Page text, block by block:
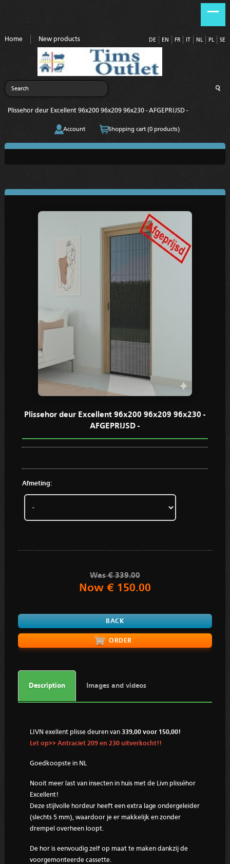
Home New products DE EN FR NL PL SE
Plissehor deur Excellent 96x200 96x209 96x230 - AFGEPRIJSD -
Account Shopping cart (0 products)
Plissehor deur Excellent 96x200 96x209 96x230 -
AFGEPRIJSD -
Afmeting:
Was € 339.00
Now € 150.00
BACK
Description Images and videos
LIVN exellent plisse deuren van 339,00 voor 150,00!
Let op>> Antraciet 209 en 230 uitverkocht!!
Goedkoopste in NL
Nooit meer last van insecten in huis met de Livn plisséhor
Excellent!
Deze stijlvolle hordeur heeft een extra lage ondergeleider
(slechts 5 mm), waardoor je er makkelijk en zonder
drempel overheen loopt.
De hor is eenvoudig zelf op maat te maken dankzij de
voorgemonteerde cassette.